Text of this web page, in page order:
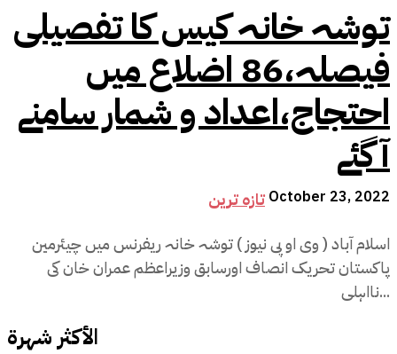
توشہ خانہ کیس کا تفصیلی
فیصلہ،86 اضلاع میں
احتجاج،اعداد و شمار سامنے
آگئے
تازہ ترین October 23, 2022
اسلام آباد ( وی او پی نیوز ) توشہ خانہ ریفرنس میں چیئرمین
پاکستان تحریک انصاف اورسابق وزیراعظم عمران خان کی
نااہلی...
الأكثر شهرة